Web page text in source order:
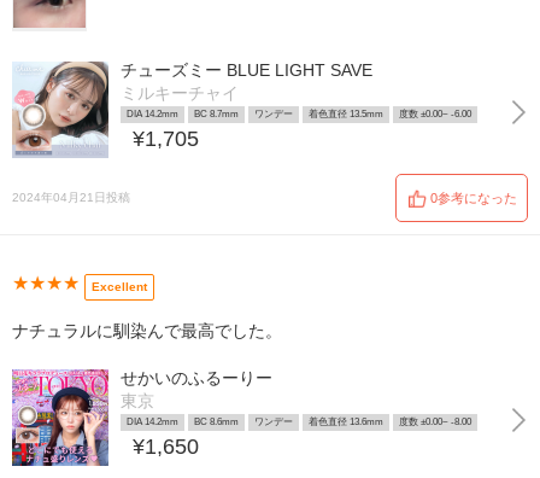
チューズミー BLUE LIGHT SAVE
ミルキーチャイ
DIA 14.2mm BC 8.7mm ワンデー 着色直径 13.5mm 度数 ±0.00~ -6.00
¥1,705
2024年04月21日投稿 0参考になった
★★★★ Excellent
ナチュラルに馴染んで最高でした。
せかいのふるーりー
東京
DIA 14.2mm BC 8.6mm ワンデー 着色直径 13.6mm 度数 ±0.00~ -8.00
¥1,650